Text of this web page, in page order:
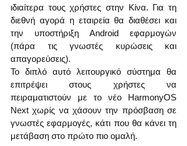
ιδιαίτερα τους χρήστες στην Κίνα. Για τη
διεθνή αγορά η εταιρεία θα διαθέσει και
την υποστήριξη Android εφαρμογών
(πάρα τις γνωστές κυρώσεις και
απαγορεύσεις).
Το διπλό αυτό λειτουργικό σύστημα θα
επιτρέψει στους χρήστες να
πειραματιστούν με το νέο HarmonyOS
Next χωρίς να χάσουν την πρόσβαση σε
γνωστές εφαρμογές, κάτι που θα κάνει τη
μετάβαση στο πρώτο πιο ομαλή.